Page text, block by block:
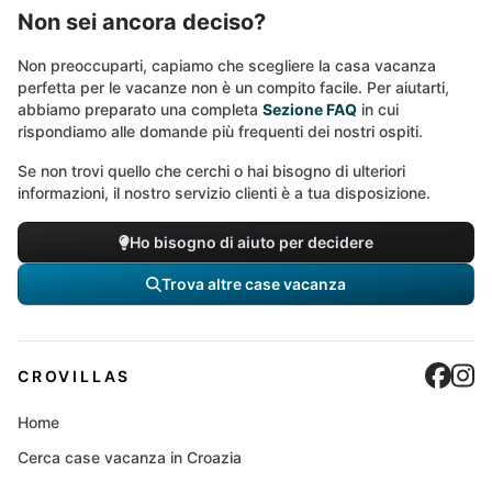
Non sei ancora deciso?
Non preoccuparti, capiamo che scegliere la casa vacanza
perfetta per le vacanze non è un compito facile. Per aiutarti,
abbiamo preparato una completa Sezione FAQ in cui
rispondiamo alle domande più frequenti dei nostri ospiti.
Se non trovi quello che cerchi o hai bisogno di ulteriori
informazioni, il nostro servizio clienti è a tua disposizione.
Ho bisogno di aiuto per decidere
Trova altre case vacanza
CROVILLAS
Home
Cerca case vacanza in Croazia